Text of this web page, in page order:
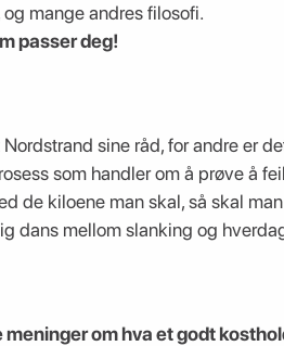
mange andres filosofi.
passer deg!
sine råd, for andre er
som handler om å prøve å
de kiloene man skal, så skal
dans mellom slanking og
om hva et godt